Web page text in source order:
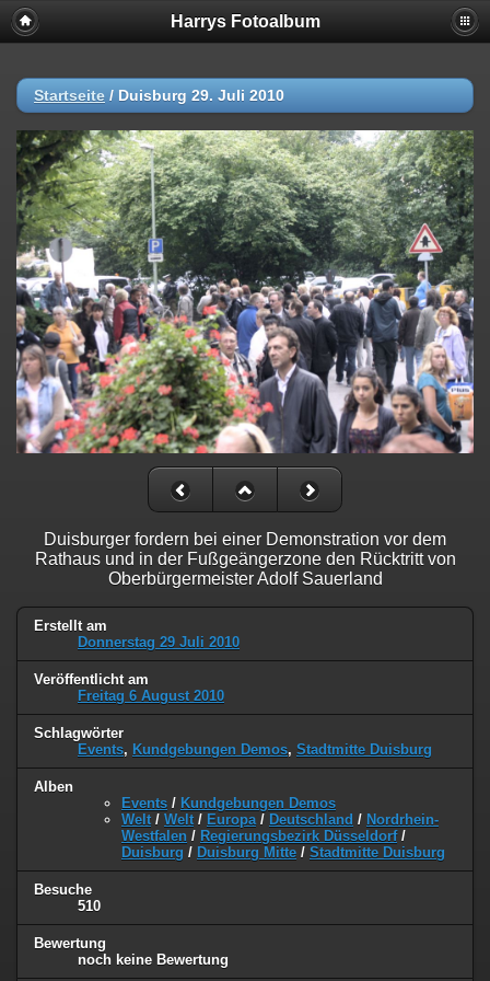
Harrys Fotoalbum
Startseite / Duisburg 29. Juli 2010
Duisburger fordern bei einer Demonstration vor dem
Rathaus und in der Fußgeängerzone den Rücktritt von
Oberbürgermeister Adolf Sauerland
Erstellt am
Donnerstag 29 Juli 2010
Veröffentlicht am
Freitag 6 August 2010
Schlagwörter
Events, Kundgebungen Demos, Stadtmitte Duisburg
Alben
Events / Kundgebungen Demos
Welt / Welt / Europa / Deutschland / Nordrhein-
Westfalen / Regierungsbezirk Düsseldorf/
Duisburg / Duisburg Mitte / Stadtmitte Duisburg
Besuche
510
Bewertung
noch keine Bewertung